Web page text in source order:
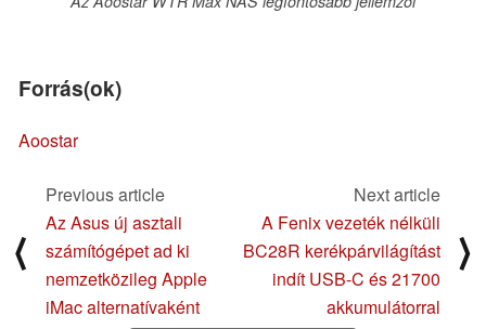
Forrás(ok)
Aoostar
⟨
Previous article
Az Asus új asztali
számítógépet ad ki
nemzetközileg Apple
iMac alternatívaként
Next article
A Fenix vezeték nélküli
BC28R kerékpárvilágítást
indít USB-C és 21700
akkumulátorral
⟩